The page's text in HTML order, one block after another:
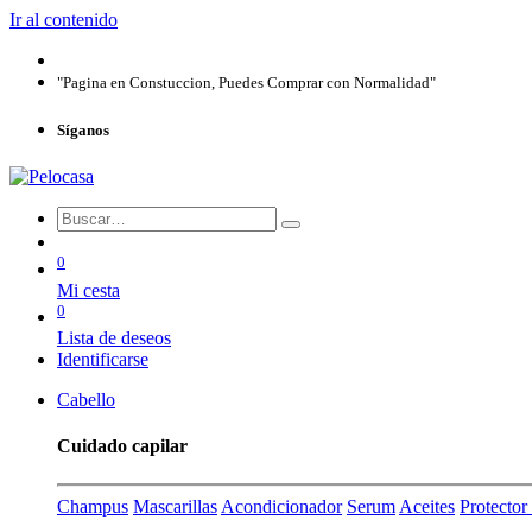
Ir al contenido
"Pagina en Constuccion, Puedes Comprar con Normalidad"
Síganos
0
Mi cesta
0
Lista de deseos
Identificarse
Cabello
Cuidado capilar
Champus Mascarillas Acondicionador Serum Aceites